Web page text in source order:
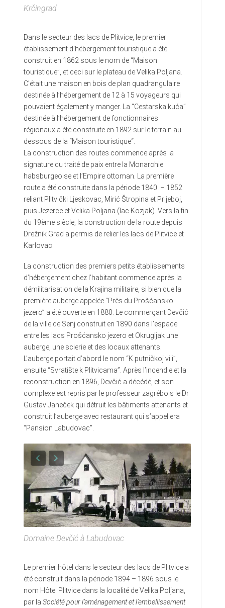
Krčingrad
Dans le secteur des lacs de Plitvice, le premier
établissement d’hébergement touristique a été
construit en 1862 sous le nom de “Maison
touristique”, et ceci sur le plateau de Velika Poljana.
C’était une maison en bois de plan quadrangulaire
destinée à l’hébergement de 12 à 15 voyageurs qui
pouvaient également y manger. La “Cestarska kuća”
destinée à l’hébergement de fonctionnaires
régionaux a été construite en 1892 sur le terrain au-
dessous de la “Maison touristique“.
La construction des routes commence après la
signature du traité de paix entre la Monarchie
habsburgeoise et l’Empire ottoman. La première
route a été construite dans la période 1840 – 1852
reliant Plitvički Ljeskovac, Mirić Štropina et Prijeboj,
puis Jezerce et Velika Poljana (lac Kozjak). Vers la fin
du 19ème siècle, la construction de la route depuis
Drežnik Grad a permis de relier les lacs de Plitvice et
Karlovac.
La construction des premiers petits établissements
d’hébergement chez l’habitant commence après la
démilitarisation de la Krajina militaire, si bien que la
première auberge appelée “Près du Prošćansko
jezero” a été ouverte en 1880. Le commerçant Devčić
de la ville de Senj construit en 1890 dans l’espace
entre les lacs Prošćansko jezero et Okrugljak une
auberge, une scierie et des locaux attenants.
L’auberge portait d’abord le nom “K putničkoj vili”,
ensuite “Svratište k Plitvicama”. Après l’incendie et la
reconstruction en 1896, Devčić a décédé, et son
complexe est repris par le professeur zagrébois le Dr
Gustav Janeček qui détruit les bâtiments attenants et
construit l’auberge avec restaurant qui s’appellera
“Pansion Labudovac”.
Domaine Devčić à Labudovac
Le premier hôtel dans le secteur des lacs de Plitvice a
été construit dans la période 1894 – 1896 sous le
nom Hôtel Plitvice dans la localité de Velika Poljana,
par la Société pour l’aménagement et l’embellissement